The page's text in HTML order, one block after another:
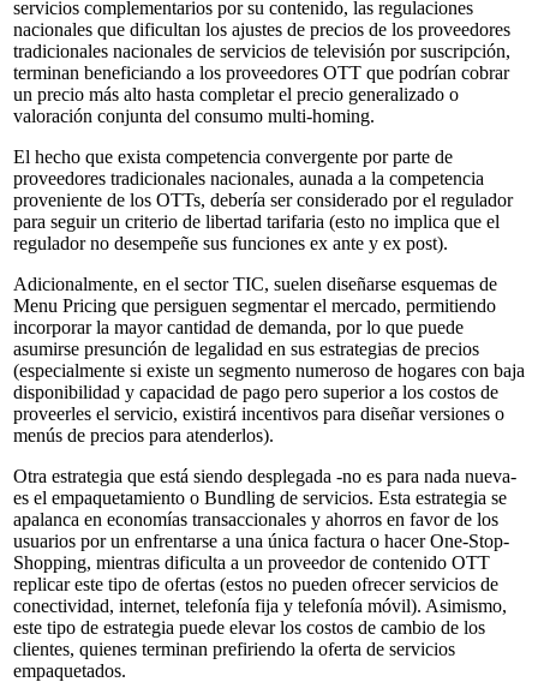
servicios complementarios por su contenido, las regulaciones
nacionales que dificultan los ajustes de precios de los proveedores
tradicionales nacionales de servicios de televisión por suscripción,
terminan beneficiando a los proveedores OTT que podrían cobrar
un precio más alto hasta completar el precio generalizado o
valoración conjunta del consumo multi-homing.
El hecho que exista competencia convergente por parte de
proveedores tradicionales nacionales, aunada a la competencia
proveniente de los OTTs, debería ser considerado por el regulador
para seguir un criterio de libertad tarifaria (esto no implica que el
regulador no desempeñe sus funciones ex ante y ex post).
Adicionalmente, en el sector TIC, suelen diseñarse esquemas de
Menu Pricing que persiguen segmentar el mercado, permitiendo
incorporar la mayor cantidad de demanda, por lo que puede
asumirse presunción de legalidad en sus estrategias de precios
(especialmente si existe un segmento numeroso de hogares con baja
disponibilidad y capacidad de pago pero superior a los costos de
proveerles el servicio, existirá incentivos para diseñar versiones o
menús de precios para atenderlos).
Otra estrategia que está siendo desplegada -no es para nada nueva-
es el empaquetamiento o Bundling de servicios. Esta estrategia se
apalanca en economías transaccionales y ahorros en favor de los
usuarios por un enfrentarse a una única factura o hacer One-Stop-
Shopping, mientras dificulta a un proveedor de contenido OTT
replicar este tipo de ofertas (estos no pueden ofrecer servicios de
conectividad, internet, telefonía fija y telefonía móvil). Asimismo,
este tipo de estrategia puede elevar los costos de cambio de los
clientes, quienes terminan prefiriendo la oferta de servicios
empaquetados.